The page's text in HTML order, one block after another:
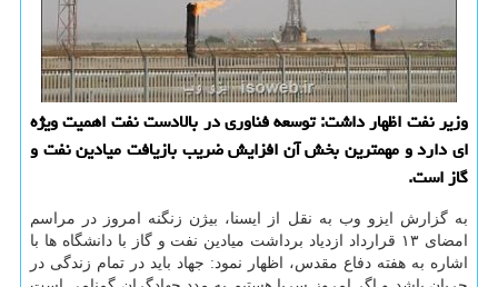
وزیر نفت اظهار داشت: توسعه فناوری در بالادست نفت اهمیت ویژه
ای دارد و مهمترین بخش آن افزایش ضریب بازیافت میادین نفت و
گاز است.
به گزارش ایزو وب به نقل از ایسنا، بیژن زنگنه امروز در مراسم
امضای ۱۳ قرارداد ازدیاد برداشت میادین نفت و گاز با دانشگاه ها با
اشاره به هفته دفاع مقدس، اظهار نمود: جهاد باید در تمام زندگی در